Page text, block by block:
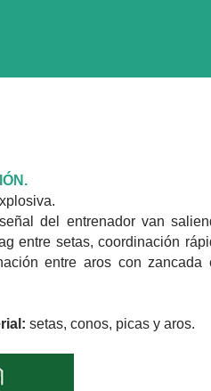
del entrenador van
entre setas, coordinación
entre aros con zancada
setas, conos, picas y aros.